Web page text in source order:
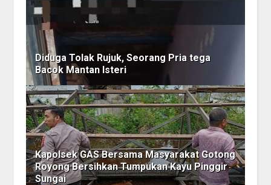
Diduga Tolak Rujuk, Seorang Pria tega
Bacok Mantan Isteri
Kapolsek GAS Bersama Masyarakat Gotong
Royong Bersihkan Tumpukan Kayu Pinggir
Sungai